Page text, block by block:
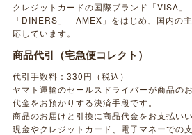
クレジットカードの国際ブランド「VISA」
「DINERS」「AMEX」をはじめ、国内の
応しています。
商品代引（宅急便コレクト）
代引手数料：330円（税込）
ヤマト運輸のセールスドライバーが商品の
代金をお預かりする決済手段です。
商品のお届けと引換に商品代金をお支払い
現金やクレジットカード、電子マネーでの